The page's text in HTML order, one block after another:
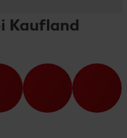
Kaufland